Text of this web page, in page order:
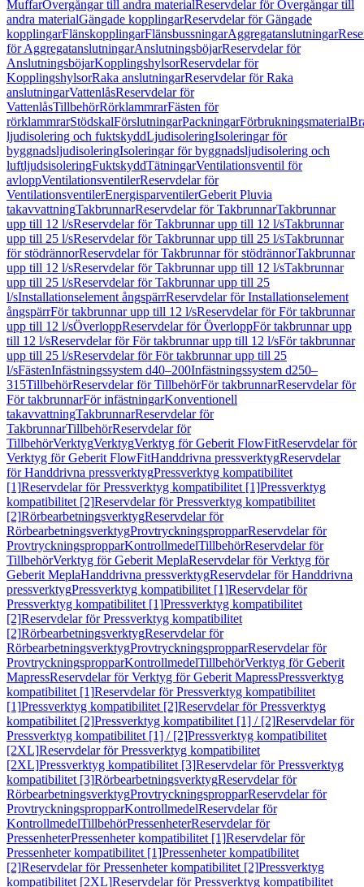
MuffarÖvergångar till andra materialReservdelar för Övergångar till
andra materialGängade kopplingarReservdelar för Gängade
kopplingarFlänskopplingarFlänsbussningarAggregatanslutningar
för AggregatanslutningarAnslutningsböjarReservdelar för
AnslutningsböjarKopplingshylsorReservdelar för
KopplingshylsorRaka anslutningarReservdelar för Raka
anslutningarVattenlåsReservdelar för
VattenlåsTillbehörRörklammrarFästen för
rörklammrarStödskalFörslutningarPackningarFörbrukningsmaterial
ljudisolering och fuktskyddLjudisoleringIsoleringar för
byggnadsljudisoleringIsoleringar för byggnadsljudisolering och
luftljudsisoleringFuktskyddTätningarVentilationsventil för
avloppVentilationsventilerReservdelar för
VentilationsventilerEnergisparventilerGeberit Pluvia
takavvattningTakbrunnarReservdelar för TakbrunnarTakbrunnar
upp till 12 l/sReservdelar för Takbrunnar upp till 12 l/sTakbrunnar
upp till 25 l/sReservdelar för Takbrunnar upp till 25 l/sTakbrunnar
för stödrännorReservdelar för Takbrunnar för stödrännorTakbrunnar
upp till 12 l/sReservdelar för Takbrunnar upp till 12 l/sTakbrunnar
upp till 25 l/sReservdelar för Takbrunnar upp till 25
l/sInstallationselement ångspärrReservdelar för Installationselement
ångspärrFör takbrunnar upp till 12 l/sReservdelar för För takbrunnar
upp till 12 l/sÖverloppReservdelar för ÖverloppFör takbrunnar upp
till 12 l/sReservdelar för För takbrunnar upp till 12 l/sFör takbrunnar
upp till 25 l/sReservdelar för För takbrunnar upp till 25
l/sFästenInfästningssystem d40–200Infästningssystem d250–
315TillbehörReservdelar för TillbehörFör takbrunnarReservdelar för
För takbrunnarFör infästningarKonventionell
takavvattningTakbrunnarReservdelar för
TakbrunnarTillbehörReservdelar för
TillbehörVerktygVerktygVerktyg för Geberit FlowFitReservdelar för
Verktyg för Geberit FlowFitHanddrivna pressverktygReservdelar
för Handdrivna pressverktygPressverktyg kompatibilitet
[1]Reservdelar för Pressverktyg kompatibilitet [1]Pressverktyg
kompatibilitet [2]Reservdelar för Pressverktyg kompatibilitet
[2]RörbearbetningsverktygReservdelar för
RörbearbetningsverktygProvtryckningspropparReservdelar för
ProvtryckningspropparKontrollmedelTillbehörReservdelar för
TillbehörVerktyg för Geberit MeplaReservdelar för Verktyg för
Geberit MeplaHanddrivna pressverktygReservdelar för Handdrivna
pressverktygPressverktyg kompatibilitet [1]Reservdelar för
Pressverktyg kompatibilitet [1]Pressverktyg kompatibilitet
[2]Reservdelar för Pressverktyg kompatibilitet
[2]RörbearbetningsverktygReservdelar för
RörbearbetningsverktygProvtryckningspropparReservdelar för
ProvtryckningspropparKontrollmedelTillbehörVerktyg för Geberit
MapressReservdelar för Verktyg för Geberit MapressPressverktyg
kompatibilitet [1]Reservdelar för Pressverktyg kompatibilitet
[1]Pressverktyg kompatibilitet [2]Reservdelar för Pressverktyg
kompatibilitet [2]Pressverktyg kompatibilitet [1] / [2]Reservdelar för
Pressverktyg kompatibilitet [1] / [2]Pressverktyg kompatibilitet
[2XL]Reservdelar för Pressverktyg kompatibilitet
[2XL]Pressverktyg kompatibilitet [3]Reservdelar för Pressverktyg
kompatibilitet [3]RörbearbetningsverktygReservdelar för
RörbearbetningsverktygProvtryckningspropparReservdelar för
ProvtryckningspropparKontrollmedelReservdelar för
KontrollmedelTillbehörPressenheterReservdelar för
PressenheterPressenheter kompatibilitet [1]Reservdelar för
Pressenheter kompatibilitet [1]Pressenheter kompatibilitet
[2]Reservdelar för Pressenheter kompatibilitet [2]Pressverktyg
kompatibilitet [2XL]Reservdelar för Pressverktyg kompatibilitet